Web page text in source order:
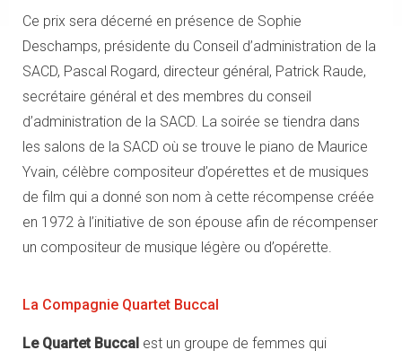
Dunoyer de Segonzac et Gabriel Levasseur
Ce prix sera décerné en présence de Sophie
Deschamps, présidente du Conseil d’administration de la
SACD, Pascal Rogard, directeur général, Patrick Raude,
secrétaire général et des membres du conseil
d’administration de la SACD. La soirée se tiendra dans
les salons de la SACD où se trouve le piano de Maurice
Yvain, célèbre compositeur d’opérettes et de musiques
de film qui a donné son nom à cette récompense créée
en 1972 à l’initiative de son épouse afin de récompenser
un compositeur de musique légère ou d’opérette.
La Compagnie Quartet Buccal
Le Quartet Buccal est un groupe de femmes qui